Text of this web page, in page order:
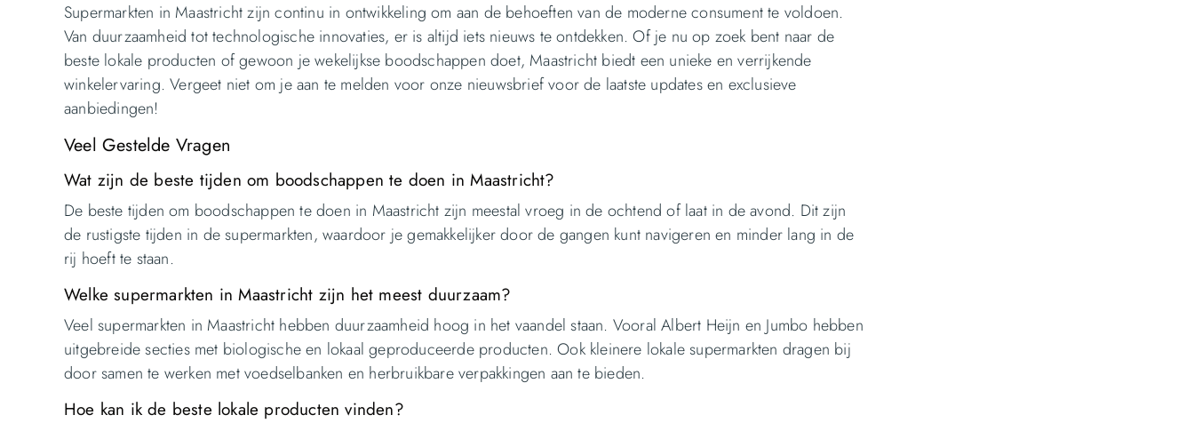
Supermarkten in Maastricht zijn continu in ontwikkeling om aan de behoeften van de moderne consument te voldoen.
Van duurzaamheid tot technologische innovaties, er is altijd iets nieuws te ontdekken. Of je nu op zoek bent naar de
beste lokale producten of gewoon je wekelijkse boodschappen doet, Maastricht biedt een unieke en verrijkende
winkelervaring. Vergeet niet om je aan te melden voor onze nieuwsbrief voor de laatste updates en exclusieve
aanbiedingen!
Veel Gestelde Vragen
Wat zijn de beste tijden om boodschappen te doen in Maastricht?
De beste tijden om boodschappen te doen in Maastricht zijn meestal vroeg in de ochtend of laat in de avond. Dit zijn
de rustigste tijden in de supermarkten, waardoor je gemakkelijker door de gangen kunt navigeren en minder lang in de
rij hoeft te staan.
Welke supermarkten in Maastricht zijn het meest duurzaam?
Veel supermarkten in Maastricht hebben duurzaamheid hoog in het vaandel staan. Vooral Albert Heijn en Jumbo hebben
uitgebreide secties met biologische en lokaal geproduceerde producten. Ook kleinere lokale supermarkten dragen bij
door samen te werken met voedselbanken en herbruikbare verpakkingen aan te bieden.
Hoe kan ik de beste lokale producten vinden?